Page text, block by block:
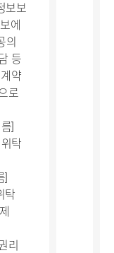
보보
에
의
등
약
로
]
탁
]
탁
리